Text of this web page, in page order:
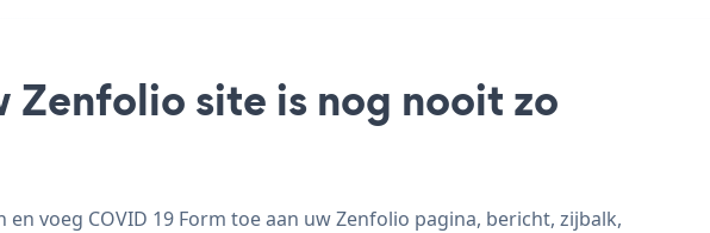
Zenfolio site is nog nooit zo
voeg COVID 19 Form toe aan uw Zenfolio pagina, bericht, zijbalk,